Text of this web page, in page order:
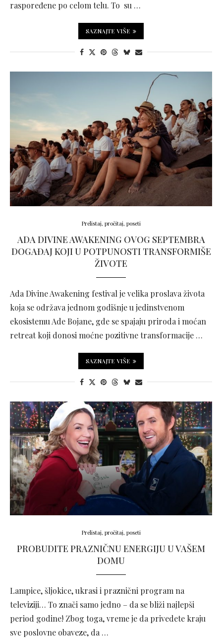
raspoređene po celom telu. To su …
SAZNAJTE VIŠE
Prelistaj, pročitaj, poseti
ADA DIVINE AWAKENING OVOG SEPTEMBRA
DOGAĐAJ KOJI U POTPUNOSTI TRANSFORMIŠE
ŽIVOTE
Ada Divine Awakening festival je velika proslava života
koja se održava jednom godišnje u jedinstvenom
ekosistemu Ade Bojane, gde se spajaju priroda i moćan
retreat koji donosi moćne pozitivne transformacije …
SAZNAJTE VIŠE
Prelistaj, pročitaj, poseti
PROBUDITE PRAZNIČNU ENERGIJU U VAŠEM
DOMU
Lampice, šljokice, ukrasi i praznični program na
televiziji… To znači samo jedno – da se bliži najlepši
period godine! Zbog toga, vreme je da privedete kraju
sve poslovne obaveze, da …